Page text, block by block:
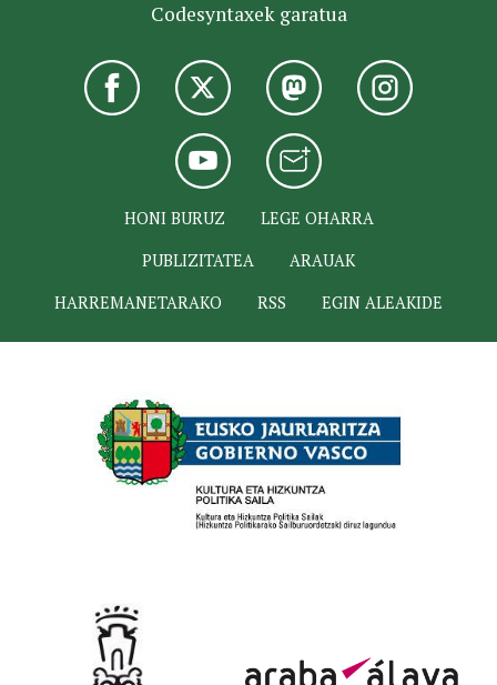
Codesyntaxek garatua
HONI BURUZ
LEGE OHARRA
PUBLIZITATEA
ARAUAK
HARREMANETARAKO
RSS EGIN ALEAKIDE